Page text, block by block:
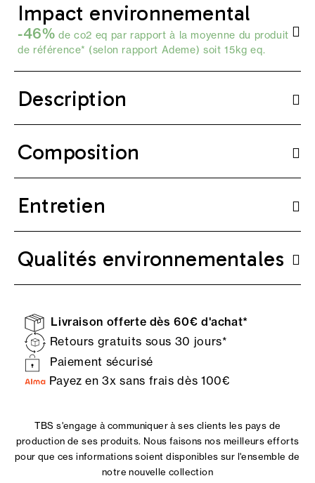
Impact environnemental
-46% de co2 eq par rapport à la moyenne du produit
de référence* (selon rapport Ademe) soit 15kg eq.
Description
Composition
Entretien
Qualités environnementales
Livraison offerte dès 60€ d'achat*
Retours gratuits sous 30 jours*
Paiement sécurisé
Payez en 3x sans frais dès 100€
TBS s'engage à communiquer à ses clients les pays de
production de ses produits. Nous faisons nos meilleurs efforts
pour que ces informations soient disponibles sur l'ensemble de
notre nouvelle collection